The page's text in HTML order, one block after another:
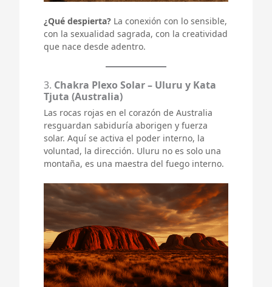
¿Qué despierta? La conexión con lo sensible,
con la sexualidad sagrada, con la creatividad
que nace desde adentro.
3. Chakra Plexo Solar – Uluru y Kata
Tjuta (Australia)
Las rocas rojas en el corazón de Australia
resguardan sabiduría aborigen y fuerza
solar. Aquí se activa el poder interno, la
voluntad, la dirección. Uluru no es solo una
montaña, es una maestra del fuego interno.